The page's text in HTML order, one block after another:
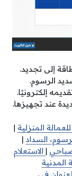
إلى تجديد.
الرسوم.
إلكترونيًا.
عند تجهيزها.
المنزلية |
السداد |
| الاستعلام
المدنية